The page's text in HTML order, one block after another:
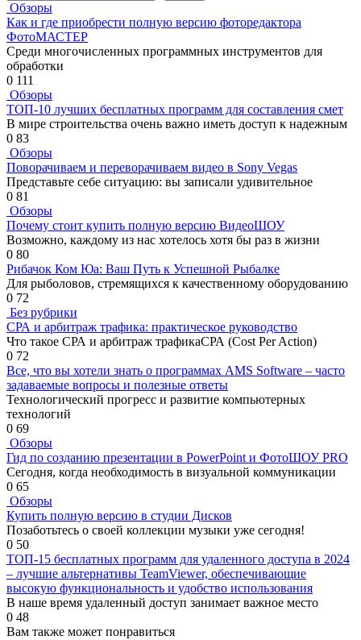
Обзоры
Как и где приобрести полную версию фоторедактора
ФотоМАСТЕР
Среди многочисленных программных инструментов для
обработки
0 111
Обзоры
ТОП-10 лучших бесплатных программ для составления смет
В мире строительства очень важно иметь доступ к надежным
0 83
Обзоры
Поворачиваем и переворачиваем видео в Sony Vegas
Представьте себе ситуацию: вы записали удивительное
0 81
Обзоры
Почему стоит купить полную версию ВидеоШОУ
Возможно, каждому из нас хотелось хотя бы раз в жизни
0 80
Рибачок Ком Юа: Ваш Путь к Успешной Рыбалке
Для рыболовов, стремящихся к качественному оборудованию
0 72
Без рубрики
СРА и арбитраж трафика: практическое руководство
Что такое СРА и арбитраж трафикаСРА (Cost Per Action)
0 72
Все, что вы хотели знать о программах AMS Software – часто
задаваемые вопросы и полезные ответы
Технологический прогресс и развитие компьютерных
технологий
0 69
Обзоры
Гид по созданию презентации в PowerPoint и ФотоШОУ PRO
Сегодня, когда необходимость в визуальной коммуникации
0 65
Обзоры
Купить полную версию в студии Дисков
Позаботьтесь о своей коллекции музыки уже сегодня!
0 50
ТОП-15 бесплатных программ для удаленного доступа в 2024
– лучшие альтернативы TeamViewer, обеспечивающие
высокую функциональность и удобство использования
В наше время удаленный доступ занимает важное место
0 48
Вам также может понравиться